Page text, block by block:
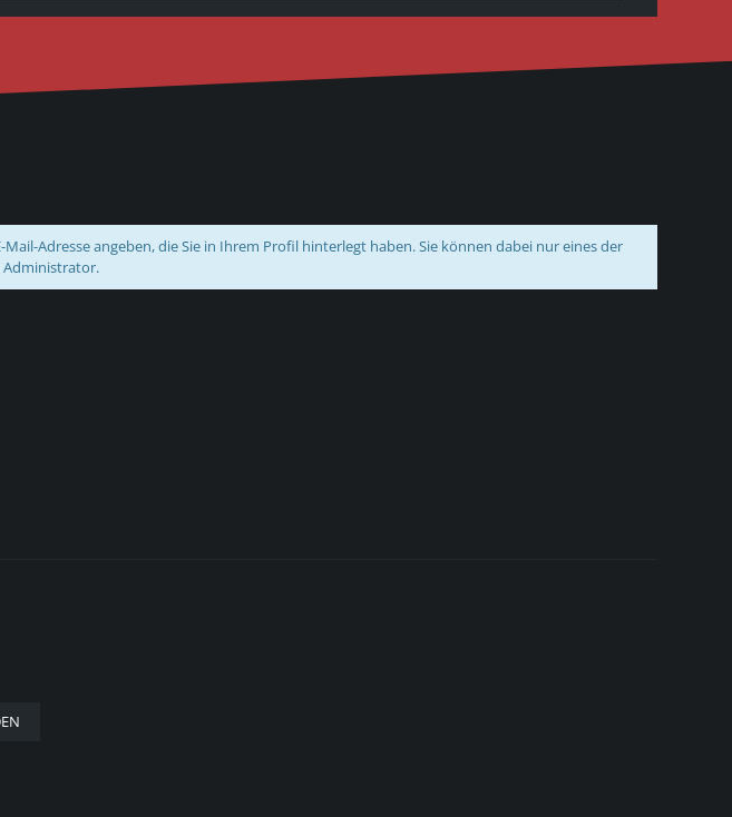
Adresse angeben, die Sie in Ihrem Profil hinterlegt haben. Sie können dabei nur eines der
Administrator.